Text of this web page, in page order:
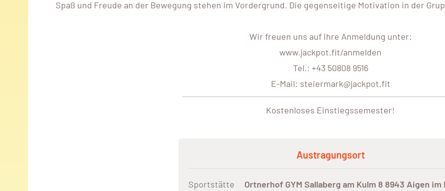
Spaß und Freude an der Bewegung stehen im Vordergrund. Die gegenseitige Motivation in der
Wir freuen uns auf Ihre Anmeldung unter:
www.jackpot.fit/anmelden
Tel.: +43 50808 9516
E-Mail: steiermark@jackpot.fit
Kostenloses Einstiegssemester!
Austragungsort
Sportstätte Ortnerhof GYM Sallaberg am Kulm 8 8943 Aigen im